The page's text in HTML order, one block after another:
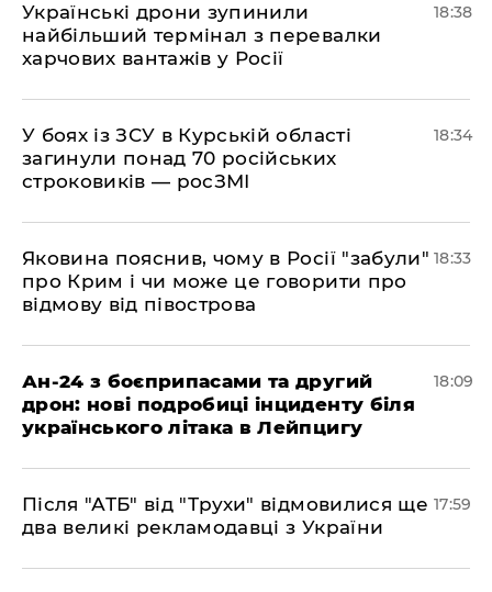
​Українські дрони зупинили
найбільший термінал з перевалки
харчових вантажів у Росії
18:38
​У боях із ЗСУ в Курській області
загинули понад 70 російських
строковиків — росЗМІ
18:34
​Яковина пояснив, чому в Росії "забули"
про Крим і чи може це говорити про
відмову від півострова
18:33
​Ан-24 з боєприпасами та другий
дрон: нові подробиці інциденту біля
українського літака в Лейпцигу
18:09
​Після "АТБ" від "Трухи" відмовилися ще
два великі рекламодавці з України
17:59